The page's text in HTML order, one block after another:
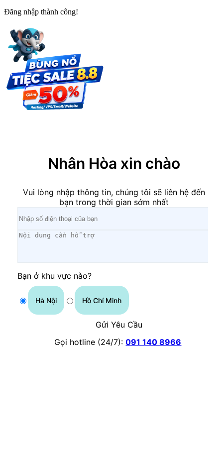
Đăng nhập thành công!
Nhân Hòa xin chào
Vui lòng nhập thông tin, chúng tôi sẽ liên hệ đến
bạn trong thời gian sớm nhất
Bạn ở khu vực nào?
Hà Nội Hồ Chí Minh
Gửi Yêu Cầu
Gọi hotline (24/7): 091 140 8966